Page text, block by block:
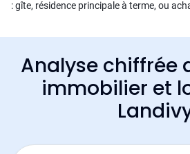
: gîte, résidence principale à terme, ou
Analyse chiffrée
immobilier et